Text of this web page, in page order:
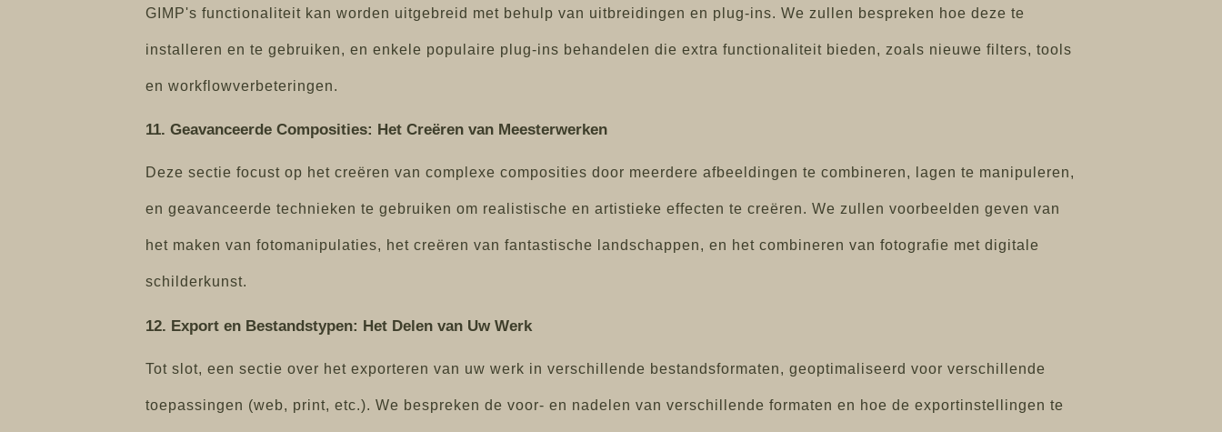
GIMP's functionaliteit kan worden uitgebreid met behulp van uitbreidingen en plug-ins. We zullen bespreken hoe deze te
installeren en te gebruiken, en enkele populaire plug-ins behandelen die extra functionaliteit bieden, zoals nieuwe filters, tools
en workflowverbeteringen.
11. Geavanceerde Composities: Het Creëren van Meesterwerken
Deze sectie focust op het creëren van complexe composities door meerdere afbeeldingen te combineren, lagen te manipuleren,
en geavanceerde technieken te gebruiken om realistische en artistieke effecten te creëren. We zullen voorbeelden geven van
het maken van fotomanipulaties, het creëren van fantastische landschappen, en het combineren van fotografie met digitale
schilderkunst.
12. Export en Bestandstypen: Het Delen van Uw Werk
Tot slot, een sectie over het exporteren van uw werk in verschillende bestandsformaten, geoptimaliseerd voor verschillende
toepassingen (web, print, etc.). We bespreken de voor- en nadelen van verschillende formaten en hoe de exportinstellingen te